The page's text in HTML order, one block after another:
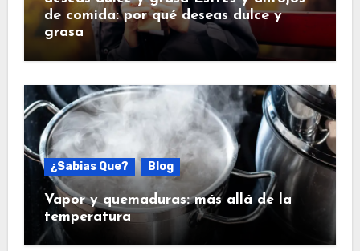
de comida: por qué deseas dulce y
grasa
¿Sabias Que? Blog
Vapor y quemaduras: más allá de la
temperatura